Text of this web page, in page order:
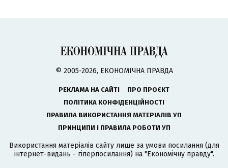
© 2005-2026, ЕКОНОМІЧНА ПРАВДА
РЕКЛАМА НА САЙТІ
ПРО ПРОЄКТ
ПОЛІТИКА КОНФІДЕНЦІЙНОСТІ
ПРАВИЛА ВИКОРИСТАННЯ МАТЕРІАЛІВ УП
ПРИНЦИПИ І ПРАВИЛА РОБОТИ УП
Використання матеріалів сайту лише за умови посилання (для
інтернет-видань - гіперпосилання) на "Економічну правду".